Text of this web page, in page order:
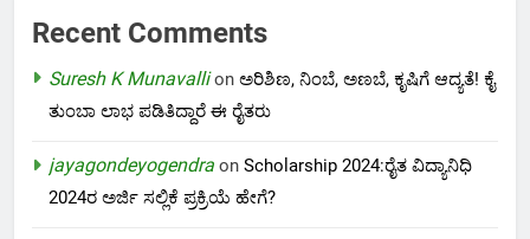
Recent Comments
Suresh K Munavallion ಅರಿಶಿಣ, ನಿಂಬೆ, ಅಣಬೆ, ಕೃಷಿಗೆ ಆದ್ಯತೆ! ಕೈ
ತುಂಬಾ ಲಾಭ ಪಡಿತಿದ್ದಾರೆ ಈ ರೈತರು
jayagondeyogendra on Scholarship 2024:ರೈತ ವಿದ್ಯಾನಿಧಿ
2024ರ ಅರ್ಜಿ ಸಲ್ಲಿಕೆ ಪ್ರಕ್ರಿಯೆ ಹೇಗೆ?